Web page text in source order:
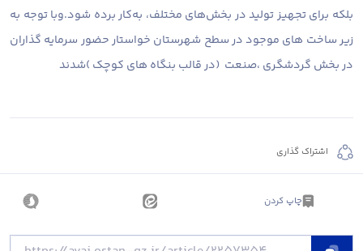
بلکه برای تجهیز تولید در بخش‌های مختلف، به‌کار برده شود.وبا توجه به
زیر ساخت های موجود در سطح شهرستان خواستار حضور سرمایه گذاران
در بخش گردشگری ،صنعت (در قالب بنگاه های کوچک )شدند
اشتراک گذاری
چاپ کردن